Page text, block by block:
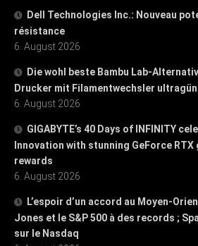
Dell Technologies Inc.: Nouveau
résistance
6. August 2026
Die wohl beste Bambu Lab-
Drucker mit Filamentwechsler
6. August 2026
GIGABYTE’s 40 Days of INFINITY
Innovation with stunning GeForce
rewards
6. August 2026
L’espoir d’un accord au Moyen-
Jones et le S&P 500 à des records ;
sur le Nasdaq